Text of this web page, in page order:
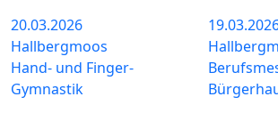
20.03.2026
Hallbergmoos
Hand- und Finger-
Gymnastik